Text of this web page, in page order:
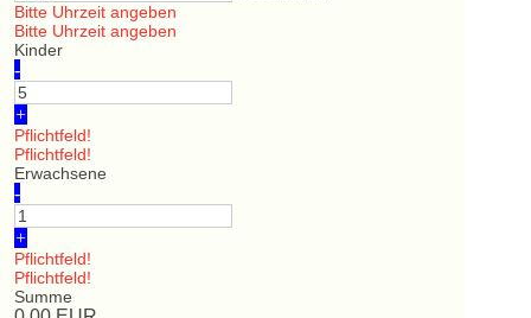
Bitte Uhrzeit angeben
Bitte Uhrzeit angeben
Kinder
-
+
Pflichtfeld!
Pflichtfeld!
Erwachsene
-
+
Pflichtfeld!
Pflichtfeld!
Summe